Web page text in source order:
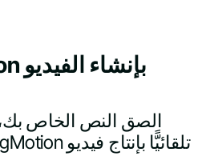
الصق النص الخاص بك،